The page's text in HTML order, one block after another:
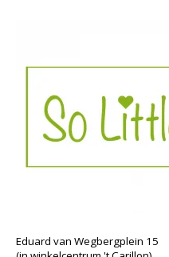
Eduard van Wegbergplein 15